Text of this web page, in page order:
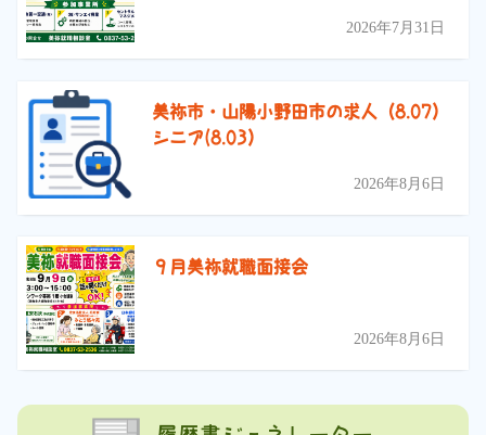
2026年7月31日
美祢市・山陽小野田市の求人（8.07）
シニア(8.03）
2026年8月6日
９月美祢就職面接会
2026年8月6日